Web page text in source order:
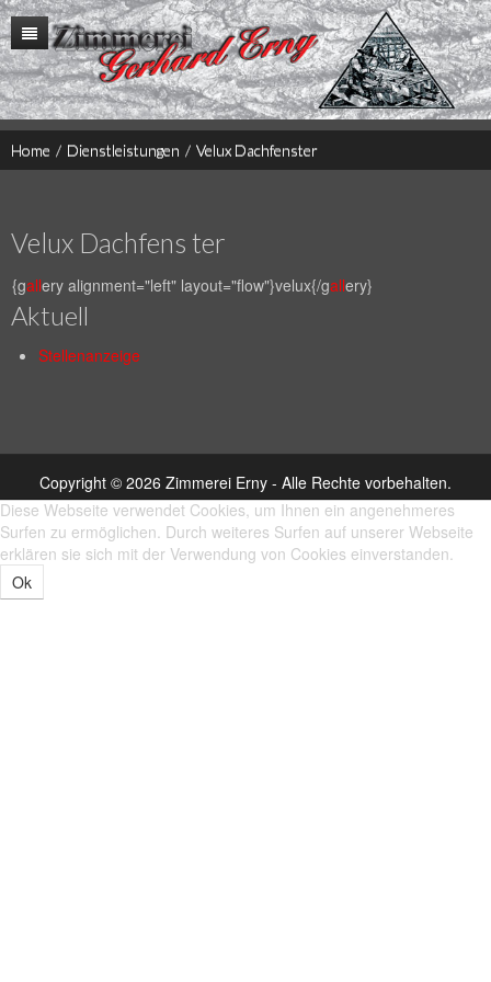
Home
Firma
Historie
Dienstleistungen
Autokran
Gerüstbau
Wohnhaus Holzständerbauweise
Dachdecker
Spenglerarbeiten
Treppenbau
Türen und Fenster
Referenzen
Kontakt
Home / Dienstleistungen / Velux Dachfenster
Velux Dachfens ter
{gallery alignment="left" layout="flow"}velux{/gallery}
Aktuell
Stellenanzeige
Copyright © 2026 Zimmerei Erny - Alle Rechte vorbehalten.
Diese Webseite verwendet Cookies, um Ihnen ein angenehmeres
Surfen zu ermöglichen. Durch weiteres Surfen auf unserer Webseite
erklären sie sich mit der Verwendung von Cookies einverstanden.
Ok